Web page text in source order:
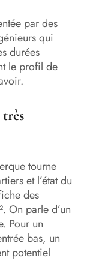
par des
qui
durées
le profil de
tourne
et l’état du
des
On parle d’un
Pour un
bas, un
potentiel